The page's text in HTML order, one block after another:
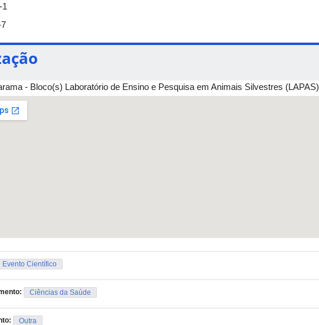
1
- Bloco(s) Laboratório de Ensino e Pesquisa em Animais Silvestres (LAPAS)
Evento Científico
Ciências da Saúde
Outra